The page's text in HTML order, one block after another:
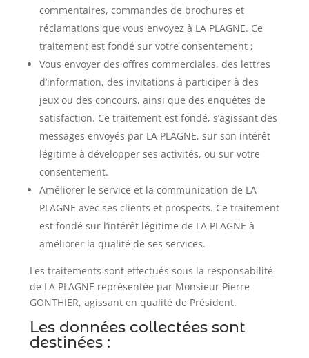
commentaires, commandes de brochures et
réclamations que vous envoyez à LA PLAGNE. Ce
traitement est fondé sur votre consentement ;
Vous envoyer des offres commerciales, des lettres
d’information, des invitations à participer à des
jeux ou des concours, ainsi que des enquêtes de
satisfaction. Ce traitement est fondé, s’agissant des
messages envoyés par LA PLAGNE, sur son intérêt
légitime à développer ses activités, ou sur votre
consentement.
Améliorer le service et la communication de LA
PLAGNE avec ses clients et prospects. Ce traitement
est fondé sur l’intérêt légitime de LA PLAGNE à
améliorer la qualité de ses services.
Les traitements sont effectués sous la responsabilité
de LA PLAGNE représentée par Monsieur Pierre
GONTHIER, agissant en qualité de Président.
Les données collectées sont
destinées :